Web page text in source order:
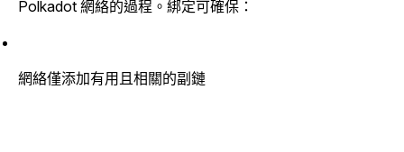
Polkadot 網絡的過程。綁定可確保：
網絡僅添加有用且相關的副鏈